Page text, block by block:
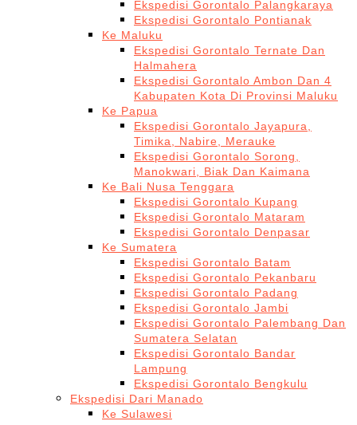
Ekspedisi Gorontalo Palangkaraya
Ekspedisi Gorontalo Pontianak
Ke Maluku
Ekspedisi Gorontalo Ternate Dan
Halmahera
Ekspedisi Gorontalo Ambon Dan 4
Kabupaten Kota Di Provinsi Maluku
Ke Papua
Ekspedisi Gorontalo Jayapura,
Timika, Nabire, Merauke
Ekspedisi Gorontalo Sorong,
Manokwari, Biak Dan Kaimana
Ke Bali Nusa Tenggara
Ekspedisi Gorontalo Kupang
Ekspedisi Gorontalo Mataram
Ekspedisi Gorontalo Denpasar
Ke Sumatera
Ekspedisi Gorontalo Batam
Ekspedisi Gorontalo Pekanbaru
Ekspedisi Gorontalo Padang
Ekspedisi Gorontalo Jambi
Ekspedisi Gorontalo Palembang Dan
Sumatera Selatan
Ekspedisi Gorontalo Bandar
Lampung
Ekspedisi Gorontalo Bengkulu
Ekspedisi Dari Manado
Ke Sulawesi